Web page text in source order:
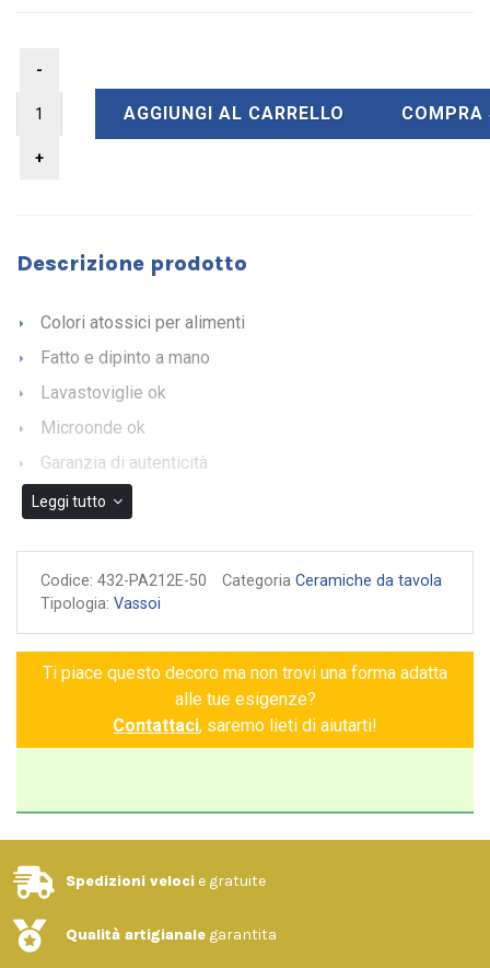
AGGIUNGI AL CARRELLO COMPRA
Descrizione prodotto
Colori atossici per alimenti
Fatto e dipinto a mano
Lavastoviglie ok
Microonde ok
Garanzia di autenticità
Leggi tutto
Codice: 432-PA212E-50 Categoria Ceramiche da tavola
Tipologia: Vassoi
Ti piace questo decoro ma non trovi una forma adatta
alle tue esigenze?
Contattaci, saremo lieti di aiutarti!
Spedizioni veloci e gratuite
Qualità artigianale garantita